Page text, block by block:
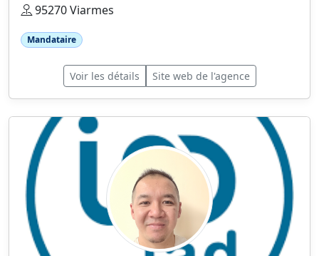
95270 Viarmes
Mandataire
Voir les détails Site web de l'agence